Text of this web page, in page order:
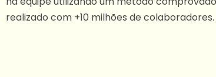
realizado com +10 milhões de colaboradores.